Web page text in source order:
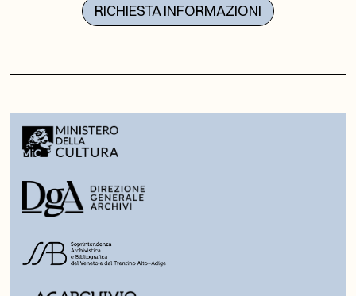
RICHIESTA INFORMAZIONI